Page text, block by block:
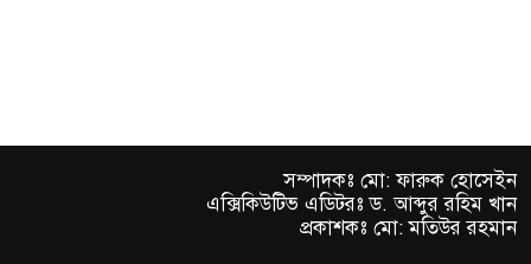
বিল পরিশোধ ও রিচার্জে মোবাইল
ব্যাংকিংয়ে মিলবে ৫ হাজার টাকা
পর্যন্ত সুদমুক্ত ঋণ
সম্পাদকঃ মো: ফারুক হোসেইন
এক্সিকিউটিভ এডিটরঃ ড. আব্দুর রহিম খান
প্রকাশকঃ মো: মতিউর রহমান